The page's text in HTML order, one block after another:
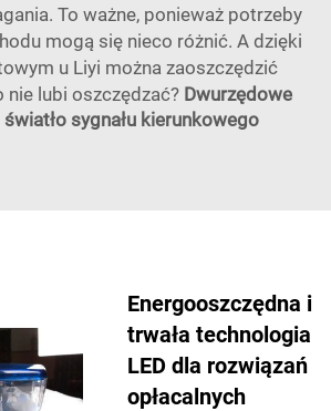
To ważne, ponieważ potrzeby
mogą się nieco różnić. A dzięki
u Liyi można zaoszczędzić
nie lubi oszczędzać? Dwurzędowe
sygnału kierunkowego
Energooszczędna i
trwała technologia
LED dla rozwiązań
opłacalnych